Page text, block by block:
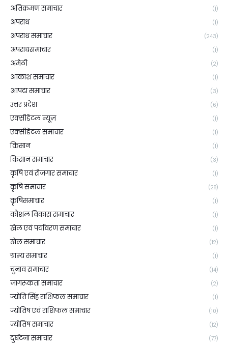
अतिक्रमण समाचार (1)
अपराध (1)
अपराध समाचार (243)
अपराधसमाचार (1)
अमेठी (2)
आकाश समाचार (1)
आपदा समाचार (3)
उत्तर प्रदेश (6)
एक्सीडेंटल न्यूज़ (1)
एक्सीडेंटल समाचार (1)
किसान (1)
किसान समाचार (3)
कृषि एवं रोजगार समाचार (1)
कृषि समाचार (28)
कृषिसमाचार (1)
कौशल विकास समाचार (1)
खेल एवं पर्यावरण समाचार (1)
खेल समाचार (12)
ग्राम्य समाचार (1)
चुनाव समाचार (14)
जागरूकता समाचार (2)
ज्योति सिंह राशिफल समाचार (1)
ज्योतिष एवं राशिफल समाचार (10)
ज्योतिष समाचार (12)
दुर्घटना समाचार (77)